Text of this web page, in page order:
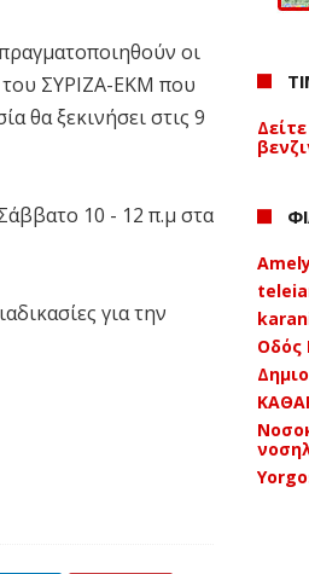
οι
του ΣΥΡΙΖΑ-ΕΚΜ που
θα ξεκινήσει στις 9
10 - 12 π.μ στα
για την
Οδός